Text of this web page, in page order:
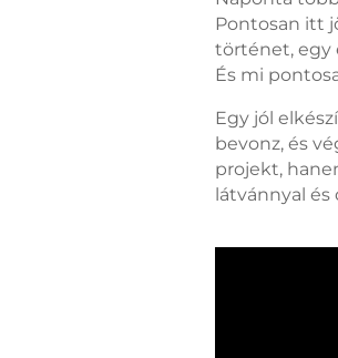
Pontosan itt
történet, egy
És mi
Egy jól
bevonz, és
projekt,
látvánnyal